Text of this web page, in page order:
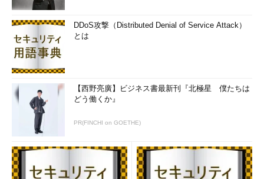
注意すべき事項
なお、postgresql.confファイルのコメント欄に「(change
requires restart)」と書いてある設定項目は、変更を反映させる
のにPostgreSQLの再起動が必要となります。これらについて
も、ALTER SYSTEMコマンドで設定変更はできますが、SQLコ
マンドでPostgreSQLを再起動させる方法が用意されていないの
で、結局、データベースサーバーにログインしてOS上のコマン
ドを実行しなければいけません。
何らかの事情で再起動に失敗したら復旧のためにはOSログイ
ンが必要になるので、データベース接続を通して再起動できるよ
うにするかは、管理ポリシー上、議論の分かれるところです。い
まのところ標準機能ではできないものとなっています。
DDoS攻撃（Distributed Denial of Service Attack）
とは
【西野亮廣】ビジネス書最新刊『北極星 僕たちは
どう働くか』
PR(FINCHI on GOETHE)